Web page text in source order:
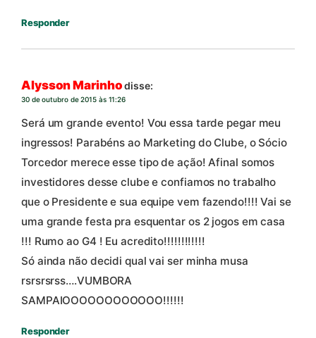
Responder
Alysson Marinho disse:
30 de outubro de 2015 às 11:26
Será um grande evento! Vou essa tarde pegar meu
ingressos! Parabéns ao Marketing do Clube, o Sócio
Torcedor merece esse tipo de ação! Afinal somos
investidores desse clube e confiamos no trabalho
que o Presidente e sua equipe vem fazendo!!!! Vai se
uma grande festa pra esquentar os 2 jogos em casa
!!! Rumo ao G4 ! Eu acredito!!!!!!!!!!!!
Só ainda não decidi qual vai ser minha musa
rsrsrsrss….VUMBORA
SAMPAIOOOOOOOOOOOO!!!!!!
Responder